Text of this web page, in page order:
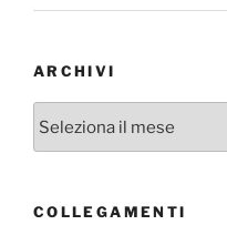
ARCHIVI
Archivi
COLLEGAMENTI